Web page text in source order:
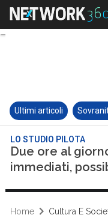
Ultimi articoli
LO STUDIO PILOTA
Due ore al
immediati,
Home Cultura E